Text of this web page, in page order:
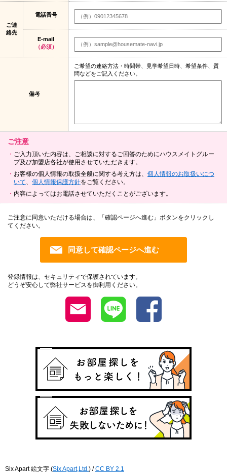
ご連
絡先
電話番号
E-mail
（必須）
備考
ご希望の連絡方法・時間帯、見学希望日時、希望条件、質
問などをご記入ください。
ご注意
ご入力頂いた内容は、ご相談に対するご回答のためにハウスメイトグルー
プ及び加盟店各社が使用させていただきます。
お客様の個人情報の取扱全般に関する考え方は、 個人情報のお取扱いにつ
いて
個人情報保護方針をご覧ください。
内容によってはお電話させていただくことがございます。
ご注意に同意いただける場合は、「確認ページへ進む」ボタンをクリックし
てください。
登録情報は、セキュリティで保護されています。
どうぞ安心して弊社サービスを御利用ください。
Six Apart 絵文字 (Six Apart,Ltd. ) /CC BY 2.1